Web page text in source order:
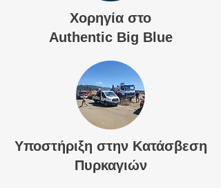
Χορηγία στο
Authentic Big Blue
Υποστήριξη στην Κατάσβεση
Πυρκαγιών